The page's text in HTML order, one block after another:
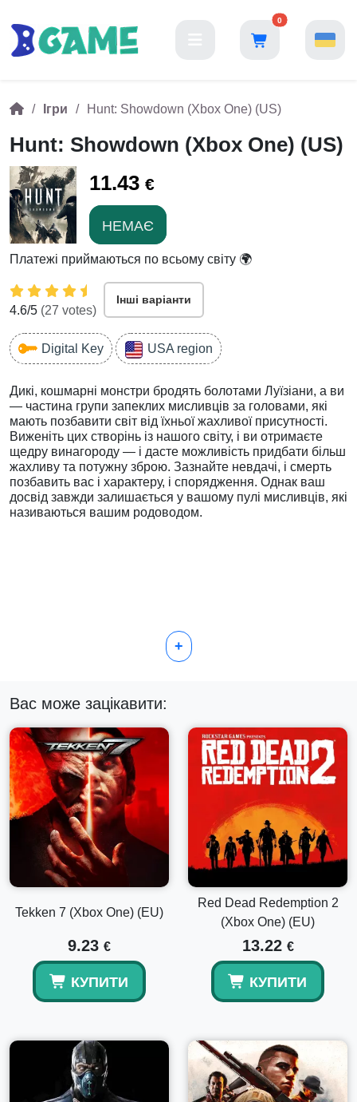
0
Ігри Hunt: Showdown (Xbox One) (US)
Hunt: Showdown (Xbox One) (US)
11.43 €
НЕМАЄ
Платежі приймаються по всьому світу 🌍
4.6/5 (27 votes)
Інші варіанти
Digital Key USA region
Дикі, кошмарні монстри бродять болотами Луїзіани, а ви
— частина групи запеклих мисливців за головами, які
мають позбавити світ від їхньої жахливої присутності.
Виженіть цих створінь із нашого світу, і ви отримаєте
щедру винагороду — і дасте можливість придбати більш
жахливу та потужну зброю. Зазнайте невдачі, і смерть
позбавить вас і характеру, і спорядження. Однак ваш
досвід завжди залишається у вашому пулі мисливців, які
називаються вашим родоводом.
+
Вас може зацікавити:
Tekken 7 (Xbox One) (EU)
9.23 €
КУПИТИ
Red Dead Redemption 2
(Xbox One) (EU)
13.22 €
КУПИТИ